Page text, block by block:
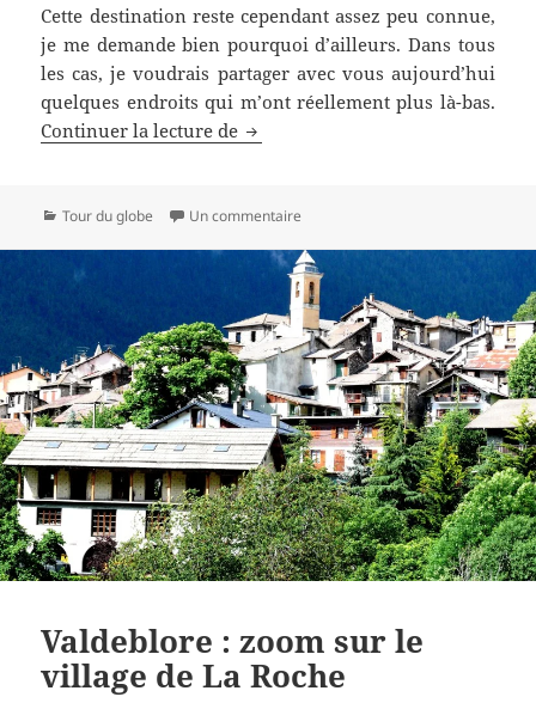
Cette destination reste cependant assez peu connue,
je me demande bien pourquoi d’ailleurs. Dans tous
les cas, je voudrais partager avec vous aujourd’hui
quelques endroits qui m’ont réellement plus là-bas.
Continuer la lecture de Partez à Woodstock pour votre
Catégories
Tour du globe Un commentaire
Valdeblore : zoom sur le
village de La Roche